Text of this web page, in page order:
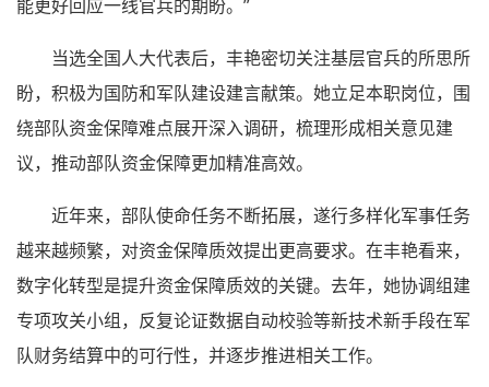
能更好回应一线官兵的期盼。”
当选全国人大代表后，丰艳密切关注基层官兵的所思所
盼，积极为国防和军队建设建言献策。她立足本职岗位，围
绕部队资金保障难点展开深入调研，梳理形成相关意见建
议，推动部队资金保障更加精准高效。
近年来，部队使命任务不断拓展，遂行多样化军事任务
越来越频繁，对资金保障质效提出更高要求。在丰艳看来，
数字化转型是提升资金保障质效的关键。去年，她协调组建
专项攻关小组，反复论证数据自动校验等新技术新手段在军
队财务结算中的可行性，并逐步推进相关工作。